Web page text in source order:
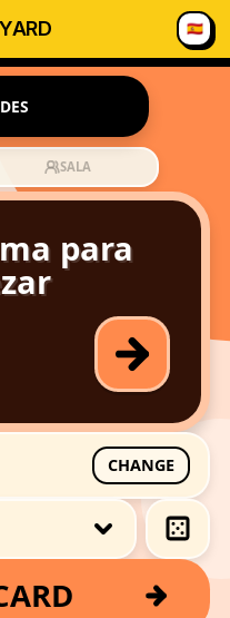
YARD 🇪🇸
SALA
para
CHANGE